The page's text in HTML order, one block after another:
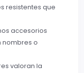
resistentes que
accesorios
nombres o
valoran la